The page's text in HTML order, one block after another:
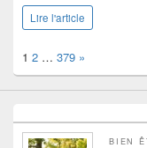
Lire l'article
Page:
1 2 … 379 Next
»
BIEN